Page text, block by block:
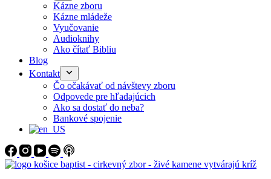
Kázne zboru
Kázne mládeže
Vyučovanie
Audioknihy
Ako čítať Bibliu
Blog
Kontakt
Čo očakávať od návštevy zboru
Odpovede pre hľadajúcich
Ako sa dostať do neba?
Bankové spojenie